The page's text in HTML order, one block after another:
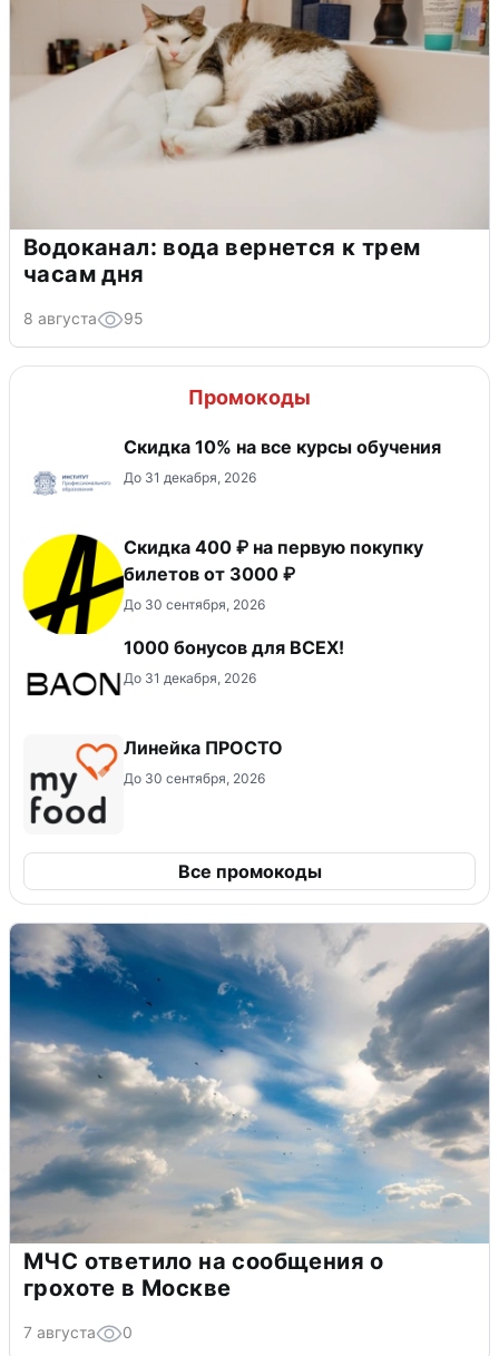
Водоканал: вода вернется к трем
часам дня
8 августа 95
Промокоды
Скидка 10% на все курсы обучения
До 31 декабря, 2026
Скидка 400 ₽ на первую покупку
билетов от 3000 ₽
До 30 сентября, 2026
1000 бонусов для ВСЕХ!
До 31 декабря, 2026
Линейка ПРОСТО
До 30 сентября, 2026
Все промокоды
МЧС ответило на сообщения о
грохоте в Москве
7 августа 0